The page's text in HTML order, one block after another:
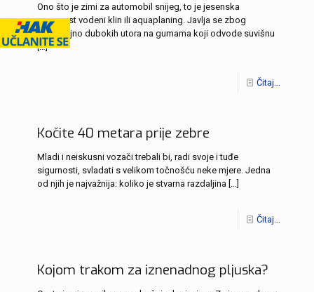
Ono što je zimi za automobil snijeg, to je jesenska
opasnost vodeni klin ili aquaplaning. Javlja se zbog
nedovoljno dubokih utora na gumama koji odvode suvišnu
[…]
Čitaj...
Kočite 40 metara prije zebre
Mladi i neiskusni vozači trebali bi, radi svoje i tuđe
sigurnosti, svladati s velikom točnošću neke mjere. Jedna
od njih je najvažnija: koliko je stvarna razdaljina […]
Čitaj...
Kojom trakom za iznenadnog pljuska?